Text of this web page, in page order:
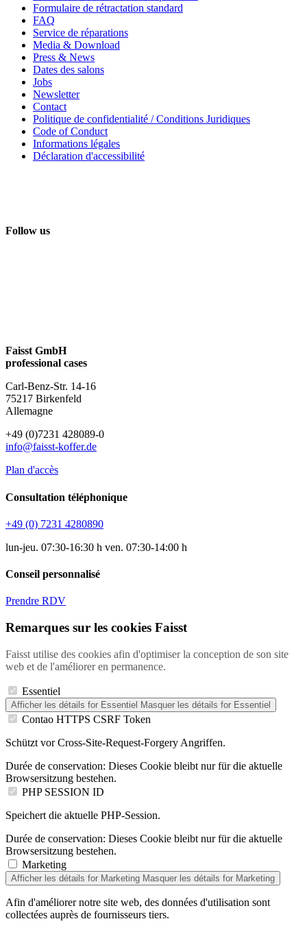
Formulaire de rétractation standard
FAQ
Service de réparations
Media & Download
Press & News
Dates des salons
Jobs
Newsletter
Contact
Politique de confidentialité / Conditions Juridiques
Code of Conduct
Informations légales
Déclaration d'accessibilité
Follow us
Faisst GmbH
professional cases
Carl-Benz-Str. 14-16
75217 Birkenfeld
Allemagne
+49 (0)7231 428089-0
info@faisst-koffer.de
Plan d'accès
Consultation téléphonique
+49 (0) 7231 4280890
lun-jeu. 07:30-16:30 h ven. 07:30-14:00 h
Conseil personnalisé
Prendre RDV
Remarques sur les cookies Faisst
Faisst utilise des cookies afin d'optimiser la conception de son site
web et de l'améliorer en permanence.
Essentiel
Afficher les détails for Essentiel Masquer les détails for Essentiel
Contao HTTPS CSRF Token
Schützt vor Cross-Site-Request-Forgery Angriffen.
Durée de conservation: Dieses Cookie bleibt nur für die aktuelle
Browsersitzung bestehen.
PHP SESSION ID
Speichert die aktuelle PHP-Session.
Durée de conservation: Dieses Cookie bleibt nur für die aktuelle
Browsersitzung bestehen.
Marketing
Afficher les détails for Marketing Masquer les détails for Marketing
Afin d'améliorer notre site web, des données d'utilisation sont
collectées auprès de fournisseurs tiers.